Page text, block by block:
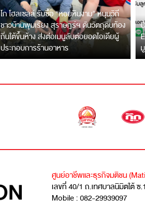
โก โฮลเซลล์ รับซื้อ “หอยหินงาม” หนุนวิถี
ชาวบ้านพุมเรียง สุราษฎร์ฯ ดันวัตถุดิบท้อง
ถิ่นใต้ขึ้นห้าง ส่งต่อเมนูลับต่อยอดไอเดียผู้
ประกอบการร้านอาหาร
ศูนย์อาชีพและธุรกิจมติชน
เลขที่ 40/1 ถ.เทศบาลนิมิตใต้ ซ
Mobile : 082-29939097